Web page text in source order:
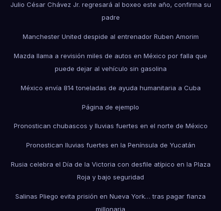
Julio César Chávez Jr. regresará al boxeo este año, confirma su
padre
Manchester United despide al entrenador Ruben Amorim
Mazda llama a revisión miles de autos en México por falla que
puede dejar al vehículo sin gasolina
México envía 814 toneladas de ayuda humanitaria a Cuba
Página de ejemplo
Pronostican chubascos y lluvias fuertes en el norte de México
Pronostican lluvias fuertes en la Península de Yucatán
Rusia celebra el Día de la Victoria con desfile atípico en la Plaza
Roja y bajo seguridad
Salinas Pliego evita prisión en Nueva York… tras pagar fianza
millonaria